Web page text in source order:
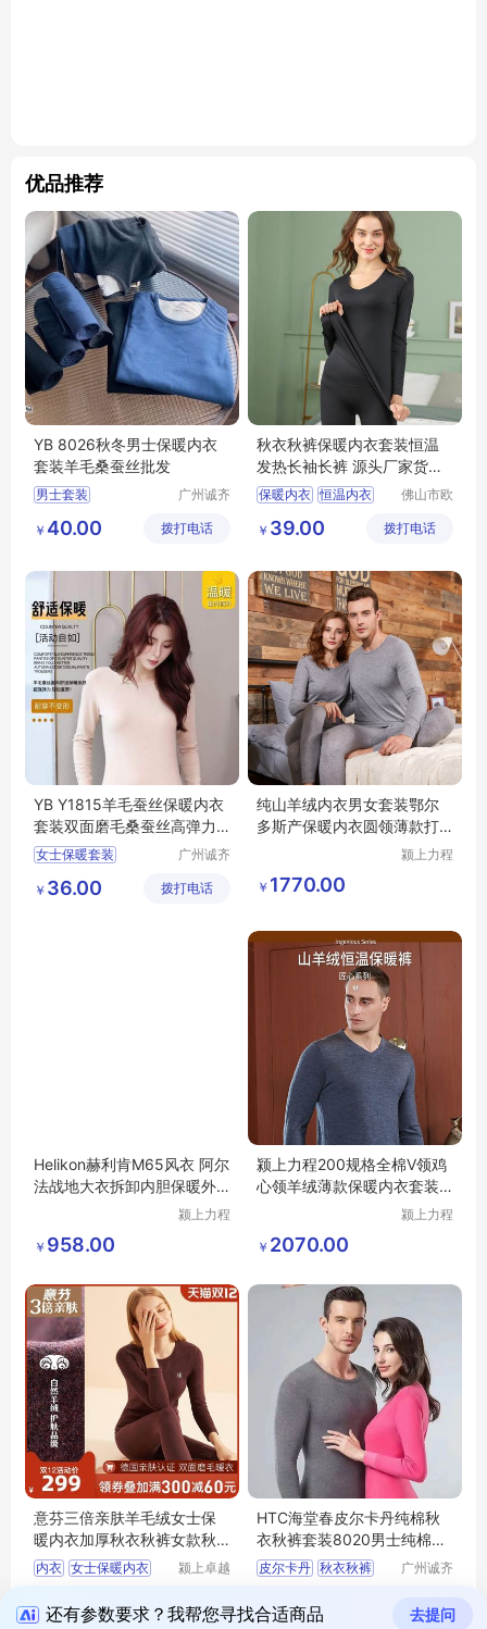
优品推荐
YB 8026秋冬男士保暖内衣
套装羊毛桑蚕丝批发
男士套装
广州诚齐
公司
￥ 40.00 拨打电话
秋衣秋裤保暖内衣套装恒温
发热长袖长裤 源头厂家货源
可批发
保暖内衣 恒温内衣
恒温秋衣秋裤
佛山市欧
技有限公
￥ 39.00 拨打电话
YB Y1815羊毛蚕丝保暖内衣
套装双面磨毛桑蚕丝高弹力
批发
女士保暖套装
广州诚齐
公司
￥ 36.00 拨打电话
纯山羊绒内衣男女套装鄂尔
多斯产保暖内衣圆领薄款打
颍上力程
￥ 1770.00
Helikon赫利肯M65风衣 阿尔
法战地大衣拆卸内胆保暖外
颍上力程
￥ 958.00
颍上力程200规格全棉V领鸡
心领羊绒薄款保暖内衣套装
颍上力程
￥ 2070.00
意芬三倍亲肤羊毛绒女士保
暖内衣加厚秋衣秋裤女款秋
冬防寒套装
内衣 女士保暖内衣
羊毛绒内衣
颍上卓越
有限公司
￥ 478.00
HTC海堂春皮尔卡丹纯棉秋
衣秋裤套装8020男士纯棉内
衣32支精梳棉
皮尔卡丹 秋衣秋裤
男士内衣套装
广州诚齐
公司
￥ 15.00
还有参数要求？我帮您寻找合适商品 去提问